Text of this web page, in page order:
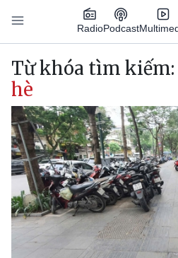
Nhảy đến nội dung
RadioPodcast
Main navigation
Từ khóa tìm kiếm:
hè